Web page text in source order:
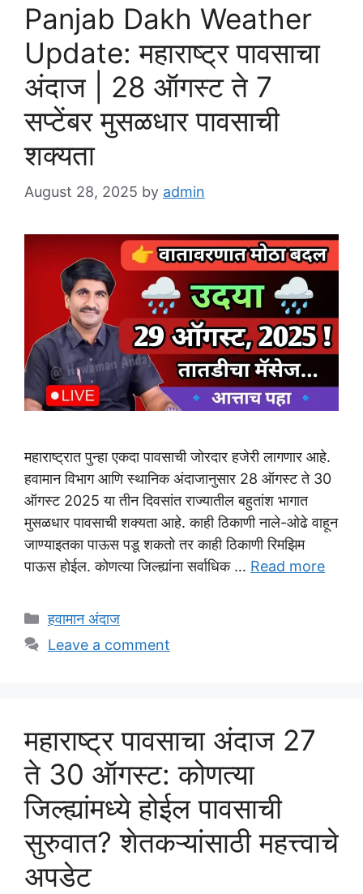
Panjab Dakh Weather
Update: महाराष्ट्र पावसाचा
अंदाज | 28 ऑगस्ट ते 7
सप्टेंबर मुसळधार पावसाची
शक्यता
August 28, 2025 by admin
महाराष्ट्रात पुन्हा एकदा पावसाची जोरदार हजेरी लागणार आहे.
हवामान विभाग आणि स्थानिक अंदाजानुसार 28 ऑगस्ट ते 30
ऑगस्ट 2025 या तीन दिवसांत राज्यातील बहुतांश भागात
मुसळधार पावसाची शक्यता आहे. काही ठिकाणी नाले-ओढे वाहून
जाण्याइतका पाऊस पडू शकतो तर काही ठिकाणी रिमझिम
पाऊस होईल. कोणत्या जिल्ह्यांना सर्वाधिक … Read more
Categories
हवामान अंदाज
Leave a comment
महाराष्ट्र पावसाचा अंदाज 27
ते 30 ऑगस्ट: कोणत्या
जिल्ह्यांमध्ये होईल पावसाची
सुरुवात? शेतकऱ्यांसाठी महत्त्वाचे
अपडेट